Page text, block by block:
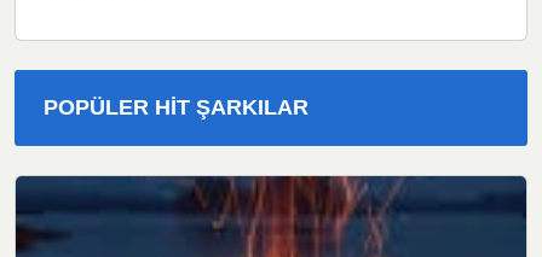
POPÜLER HIT ŞARKILAR